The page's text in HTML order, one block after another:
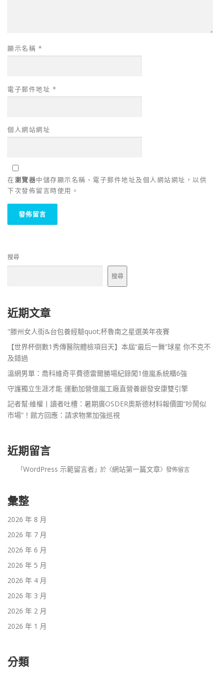
顯示名稱 *
電子郵件地址 *
個人網站網址
在瀏覽器中儲存顯示名稱、電子郵件地址及個人網站網址，以供
下次發佈留言時使用。
搜尋
搜尋
近期文章
"滕州女人街&台包養經驗quot;杯魯南之星選美年夜賽
【世界杯倒數1秀傳醫院體檢項目天】本屆“最后一舞”球星 你不克不
及錯過
溫網男單：喬科維奇平費德雷爾勝場紀錄闖1億嵐系統櫃6強
守護獨立生涯才能 運動加營億嵐工廠直營養銀發安康雙引擎
記者幫·維權丨讀者吐槽：暑期廣OSDER奧斯德材料報價圖“吵鬧似
市場”！館方回應：請求物業加強巡視
近期留言
「WordPress 示範留言者」於〈網站第一篇文章〉發佈留言
彙整
2026 年 8 月
2026 年 7 月
2026 年 6 月
2026 年 5 月
2026 年 4 月
2026 年 3 月
2026 年 2 月
2026 年 1 月
分類